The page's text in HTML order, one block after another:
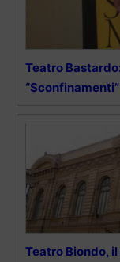
Teatro
Teatro Biondo,